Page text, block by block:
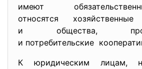
имеют
относятся
и общества,
и потребительские
К юридическим лицам,